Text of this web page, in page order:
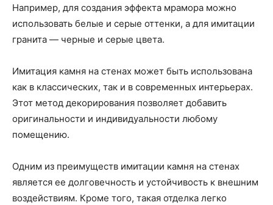
Например, для создания эффекта мрамора можно
использовать белые и серые оттенки, а для имитации
гранита — черные и серые цвета.
Имитация камня на стенах может быть использована
как в классических, так и в современных интерьерах.
Этот метод декорирования позволяет добавить
оригинальности и индивидуальности любому
помещению.
Одним из преимуществ имитации камня на стенах
является ее долговечность и устойчивость к внешним
воздействиям. Кроме того, такая отделка легко